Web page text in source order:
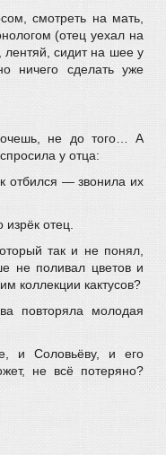
смотреть на мать,
(отец уехал на
сидит на шее у
ничего сделать уже
не до того… А
у отца:
отбился — звонила их
отец.
так и не понял,
не поливал цветов и
коллекции кактусов?
повторяла молодая
и Соловьёву, и его
не всё потеряно?